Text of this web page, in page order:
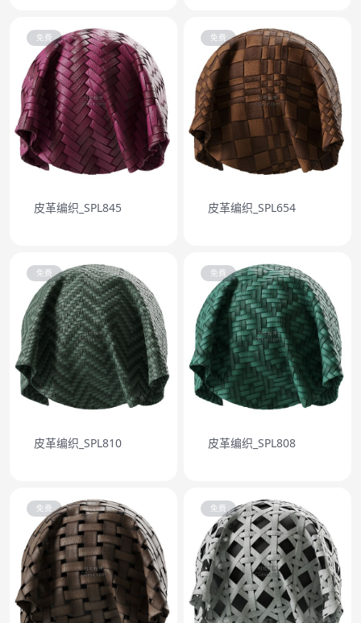
免费
皮革编织_SPL845
免费
皮革编织_SPL654
免费
皮革编织_SPL810
免费
皮革编织_SPL808
免费 免费